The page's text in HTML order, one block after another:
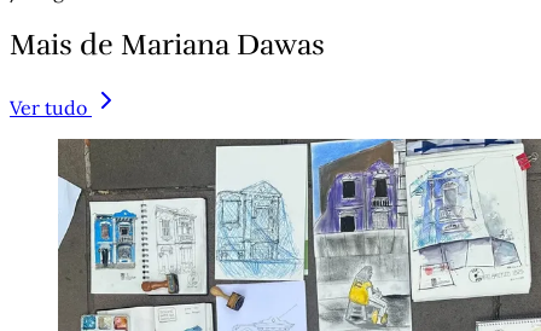
Mais de Mariana Dawas
Ver tudo